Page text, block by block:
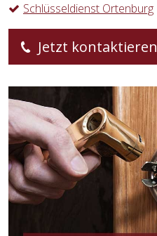
Schlüsseldienst Ortenburg
Jetzt kontaktieren